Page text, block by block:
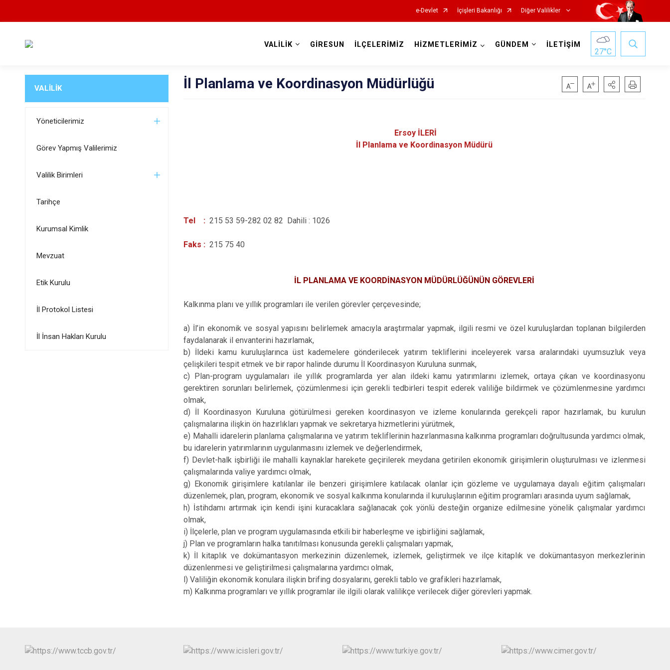
e-Devlet İçişleri Bakanlığı Diğer Valilikler
VALİLİK GİRESUN İLÇELERİMİZ HİZMETLERİMİZ GÜNDEM İLETİŞİM
27°C
VALİLİK
Yöneticilerimiz
Görev Yapmış Valilerimiz
Valilik Birimleri
Tarihçe
Kurumsal Kimlik
Mevzuat
Etik Kurulu
İl Protokol Listesi
İl İnsan Hakları Kurulu
İl Planlama ve Koordinasyon Müdürlüğü
Ersoy İLERİ
İl Planlama ve Koordinasyon Müdürü
Tel : 215 53 59-282 02 82 Dahili : 1026
Faks : 215 75 40
İL PLANLAMA VE KOORDİNASYON MÜDÜRLÜĞÜNÜN GÖREVLERİ
Kalkınma planı ve yıllık programları ile verilen görevler çerçevesinde;
a) İl’in ekonomik ve sosyal yapısını belirlemek amacıyla araştırmalar yapmak, ilgili resmi ve özel kuruluşlardan toplanan bilgilerden
faydalanarak il envanterini hazırlamak,
b) İldeki kamu kuruluşlarınca üst kademelere gönderilecek yatırım tekliflerini inceleyerek varsa aralarındaki uyumsuzluk veya
çelişkileri tespit etmek ve bir rapor halinde durumu İl Koordinasyon Kuruluna sunmak,
c) Plan-program uygulamaları ile yıllık programlarda yer alan ildeki kamu yatırımlarını izlemek, ortaya çıkan ve koordinasyonu
gerektiren sorunları belirlemek, çözümlenmesi için gerekli tedbirleri tespit ederek valiliğe bildirmek ve çözümlenmesine yardımcı
olmak,
d) İl Koordinasyon Kuruluna götürülmesi gereken koordinasyon ve izleme konularında gerekçeli rapor hazırlamak, bu kurulun
çalışmalarına ilişkin ön hazırlıkları yapmak ve sekretarya hizmetlerini yürütmek,
e) Mahalli idarelerin planlama çalışmalarına ve yatırım tekliflerinin hazırlanmasına kalkınma programları doğrultusunda yardımcı olmak,
bu idarelerin yatırımlarının uygulanmasını izlemek ve değerlendirmek,
f) Devlet-halk işbirliği ile mahalli kaynaklar harekete geçirilerek meydana getirilen ekonomik girişimlerin oluşturulması ve izlenmesi
çalışmalarında valiye yardımcı olmak,
g) Ekonomik girişimlere katılanlar ile benzeri girişimlere katılacak olanlar için gözleme ve uygulamaya dayalı eğitim çalışmaları
düzenlemek, plan, program, ekonomik ve sosyal kalkınma konularında il kuruluşlarının eğitim programları arasında uyum sağlamak,
h) İstihdamı artırmak için kendi işini kuracaklara sağlanacak çok yönlü desteğin organize edilmesine yönelik çalışmalar yardımcı
olmak,
i) İlçelerle, plan ve program uygulamasında etkili bir haberleşme ve işbirliğini sağlamak,
j) Plan ve programların halka tanıtılması konusunda gerekli çalışmaları yapmak,
k) İl kitaplık ve dokümantasyon merkezinin düzenlemek, izlemek, geliştirmek ve ilçe kitaplık ve dokümantasyon merkezlerinin
düzenlenmesi ve geliştirilmesi çalışmalarına yardımcı olmak,
l) Valiliğin ekonomik konulara ilişkin brifing dosyalarını, gerekli tablo ve grafikleri hazırlamak,
m) Kalkınma programları ve yıllık programlar ile ilgili olarak valilikçe verilecek diğer görevleri yapmak.